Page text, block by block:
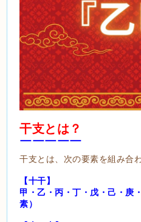
干支とは？
￣￣￣￣￣
干支とは、次の要素を組み合
【十干】
甲・乙・丙・丁・戊・己・庚
素）